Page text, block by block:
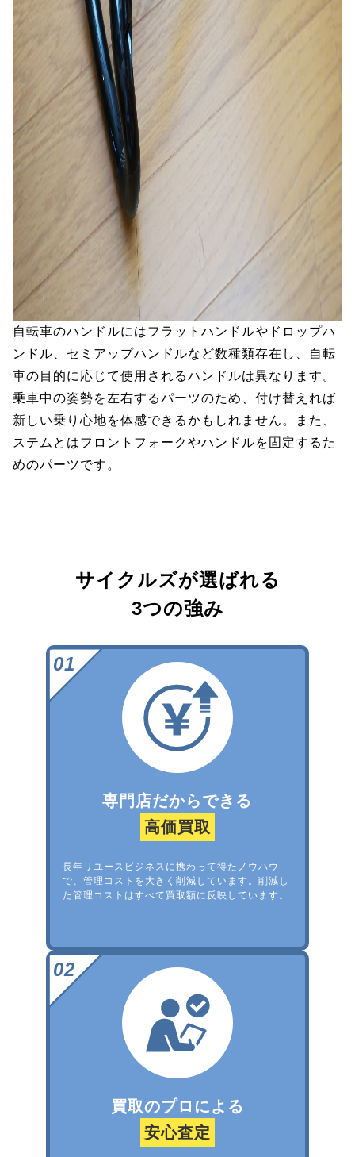
自転車のハンドルにはフラットハンドルやドロップハ
ンドル、セミアップハンドルなど数種類存在し、自転
車の目的に応じて使用されるハンドルは異なります。
乗車中の姿勢を左右するパーツのため、付け替えれば
新しい乗り心地を体感できるかもしれません。また、
ステムとはフロントフォークやハンドルを固定するた
めのパーツです。
サイクルズが選ばれる
3つの強み
専門店だからできる
高価買取
長年リユースビジネスに携わって得たノウハウ
で、管理コストを大きく削減しています。削減し
た管理コストはすべて買取額に反映しています。
買取のプロによる
安心査定